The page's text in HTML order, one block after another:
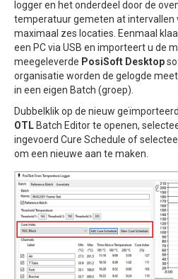
logger en het onderdeel door de
temperatuur gemeten at intervallen
maximaal zes locaties. Eenmaal
een PC via USB en importeert u de
meegeleverde PosiSoft Desktop
organisatie worden de gelogde
in een eigen Batch (groep).
Dubbelklik op de nieuw
OTL Batch Editor te openen,
ingevoerd Cure Schedule of
om een nieuwe aan te maken.